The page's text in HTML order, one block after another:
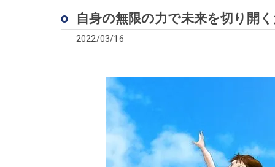
自身の無限の力で未来を切り開
2022/03/16